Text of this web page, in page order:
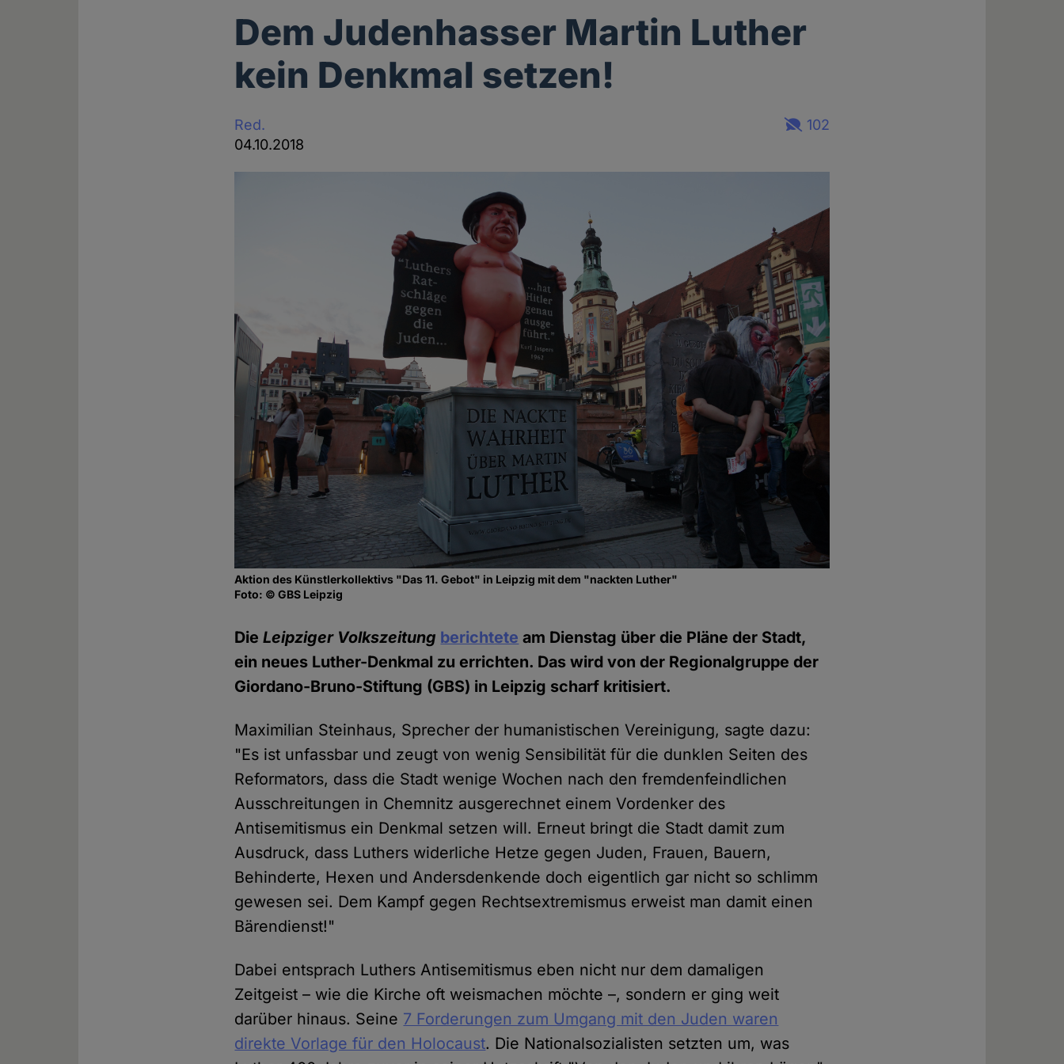
Dem Judenhasser Martin Luther
kein Denkmal setzen!
Red.
04.10.2018
102
Aktion des Künstlerkollektivs "Das 11. Gebot" in Leipzig mit dem "nackten Luther"
Foto: © GBS Leipzig
DieLeipziger Volkszeitung berichtete am Dienstag über die Pläne der Stadt,
ein neues Luther-Denkmal zu errichten. Das wird von der Regionalgruppe der
Giordano-Bruno-Stiftung (GBS) in Leipzig scharf kritisiert.
Maximilian Steinhaus, Sprecher der humanistischen Vereinigung, sagte dazu:
"Es ist unfassbar und zeugt von wenig Sensibilität für die dunklen Seiten des
Reformators, dass die Stadt wenige Wochen nach den fremdenfeindlichen
Ausschreitungen in Chemnitz ausgerechnet einem Vordenker des
Antisemitismus ein Denkmal setzen will. Erneut bringt die Stadt damit zum
Ausdruck, dass Luthers widerliche Hetze gegen Juden, Frauen, Bauern,
Behinderte, Hexen und Andersdenkende doch eigentlich gar nicht so schlimm
gewesen sei. Dem Kampf gegen Rechtsextremismus erweist man damit einen
Bärendienst!"
Dabei entsprach Luthers Antisemitismus eben nicht nur dem damaligen
Zeitgeist – wie die Kirche oft weismachen möchte –, sondern er ging weit
darüber hinaus. Seine 7 Forderungen zum Umgang mit den Juden waren
direkte Vorlage für den Holocaust. Die Nationalsozialisten setzten um, was